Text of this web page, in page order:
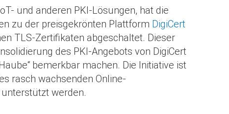
und anderen PKI-Lösungen, hat die
zu der preisgekrönten Plattform DigiCert
TLS-Zertifikaten abgeschaltet. Dieser
des PKI-Angebots von DigiCert
bemerkbar machen. Die Initiative ist
rasch wachsenden Online-
werden.